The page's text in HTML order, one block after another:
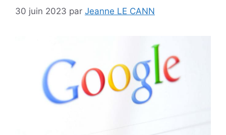
30 juin 2023 par Jeanne LE CANN